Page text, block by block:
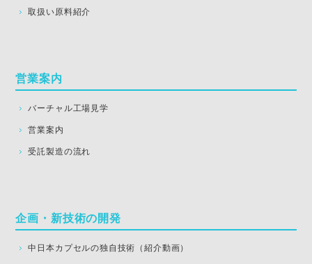
取扱い原料紹介
営業案内
バーチャル工場見学
営業案内
受託製造の流れ
企画・新技術の開発
中日本カプセルの独自技術（紹介動画）